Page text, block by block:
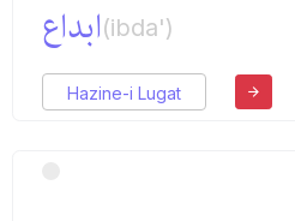
ابداع(ibda')
Hazine-i Lugat